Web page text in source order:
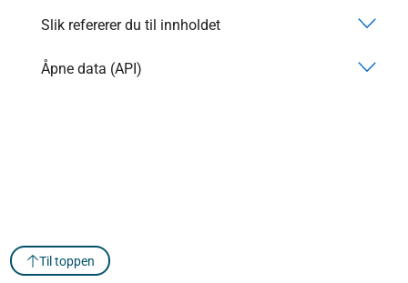
Slik refererer du til innholdet
Åpne data (API)
Til toppen